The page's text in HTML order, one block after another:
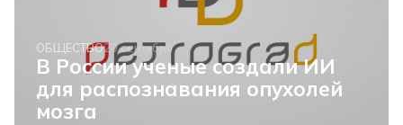
ОБЩЕСТВО20 сентября
В России ученые создали ИИ
для распознавания опухолей
мозга